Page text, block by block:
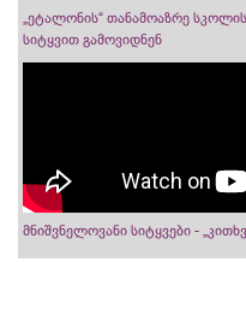
„ეტალონის“ თანამოაზრე
სიტყვით გამოვიდნენ
მნიშვნელოვანი სიტყვები -